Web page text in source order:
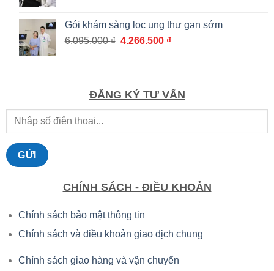
3.010.000 ₫.là:
2.107.000 ₫.
Gói khám sàng lọc ung thư gan sớm
6.095.000₫ Giá
4.266.500 ₫Giá
4.266.500 ₫.
CHÍNH SÁCH - ĐIỀU KHOẢN
Chính sách bảo mật thông tin
Chính sách và điều khoản giao dịch chung
Chính sách giao hàng và vận chuyển
ĐĂNG KÝ TƯ VẤN